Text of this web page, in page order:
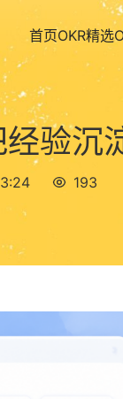
首页OKR精选
验沉
193